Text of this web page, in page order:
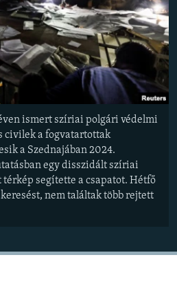
ismert szíriai polgári védelmi
civilek a fogvatartottak
a Szednajában 2024.
egy disszidált szíriai
segítette a csapatot. Hétfő
nem találtak több rejtett